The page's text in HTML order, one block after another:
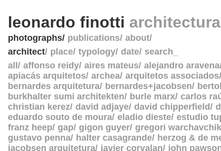
leonardo finotti
photographs publications about
architect place typology date search_
all
affonso reidy aires mateus alejandro aravena
apiacás arquitetos archea arquitetos associados
bernardes arquitetura
bernardes+jacobsen
burkhalter sumi architekten
burle marx carlos
christian kerez david adjaye david chipperfield
eduardo souto de moura eladio dieste estudio
franz heep gap gigon guyer gregori warchavchik
gustavo penna
halter casagrande
herzog & de
jacobsen arquitetura javier corvalan
john